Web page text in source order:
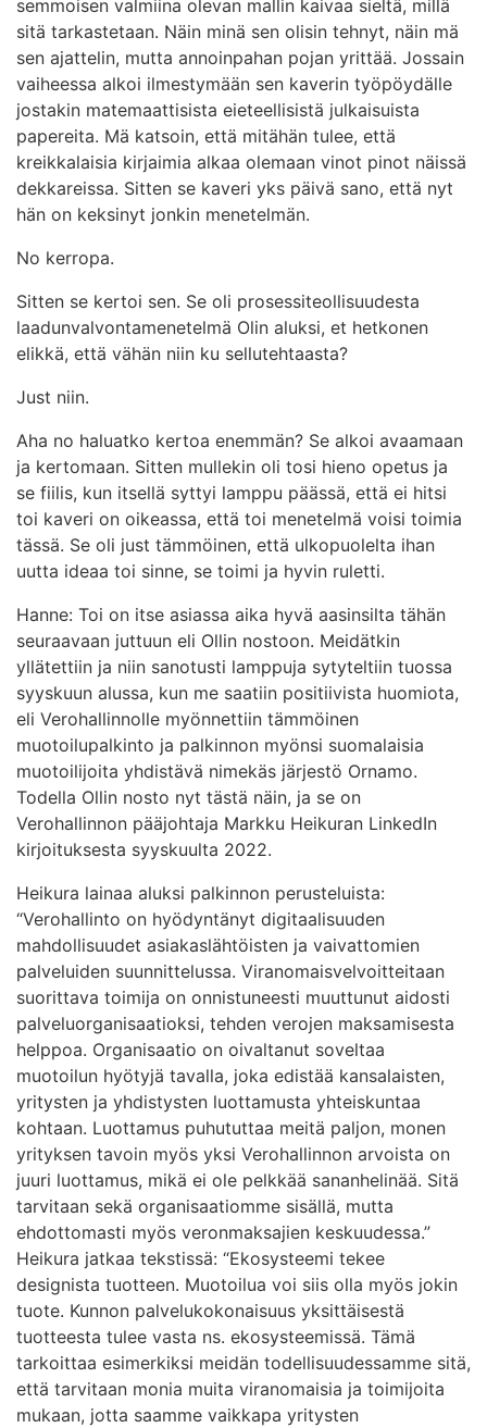
semmoisen valmiina olevan mallin kaivaa sieltä, millä
sitä tarkastetaan. Näin minä sen olisin tehnyt, näin mä
sen ajattelin, mutta annoinpahan pojan yrittää. Jossain
vaiheessa alkoi ilmestymään sen kaverin työpöydälle
jostakin matemaattisista eieteellisistä julkaisuista
papereita. Mä katsoin, että mitähän tulee, että
kreikkalaisia kirjaimia alkaa olemaan vinot pinot näissä
dekkareissa. Sitten se kaveri yks päivä sano, että nyt
hän on keksinyt jonkin menetelmän.
No kerropa.
Sitten se kertoi sen. Se oli prosessiteollisuudesta
laadunvalvontamenetelmä Olin aluksi, et hetkonen
elikkä, että vähän niin ku sellutehtaasta?
Just niin.
Aha no haluatko kertoa enemmän? Se alkoi avaamaan
ja kertomaan. Sitten mullekin oli tosi hieno opetus ja
se fiilis, kun itsellä syttyi lamppu päässä, että ei hitsi
toi kaveri on oikeassa, että toi menetelmä voisi toimia
tässä. Se oli just tämmöinen, että ulkopuolelta ihan
uutta ideaa toi sinne, se toimi ja hyvin ruletti.
Hanne: Toi on itse asiassa aika hyvä aasinsilta tähän
seuraavaan juttuun eli Ollin nostoon. Meidätkin
yllätettiin ja niin sanotusti lamppuja sytyteltiin tuossa
syyskuun alussa, kun me saatiin positiivista huomiota,
eli Verohallinnolle myönnettiin tämmöinen
muotoilupalkinto ja palkinnon myönsi suomalaisia
muotoilijoita yhdistävä nimekäs järjestö Ornamo.
Todella Ollin nosto nyt tästä näin, ja se on
Verohallinnon pääjohtaja Markku Heikuran LinkedIn
kirjoituksesta syyskuulta 2022.
Heikura lainaa aluksi palkinnon perusteluista:
“Verohallinto on hyödyntänyt digitaalisuuden
mahdollisuudet asiakaslähtöisten ja vaivattomien
palveluiden suunnittelussa. Viranomaisvelvoitteitaan
suorittava toimija on onnistuneesti muuttunut aidosti
palveluorganisaatioksi, tehden verojen maksamisesta
helppoa. Organisaatio on oivaltanut soveltaa
muotoilun hyötyjä tavalla, joka edistää kansalaisten,
yritysten ja yhdistysten luottamusta yhteiskuntaa
kohtaan. Luottamus puhututtaa meitä paljon, monen
yrityksen tavoin myös yksi Verohallinnon arvoista on
juuri luottamus, mikä ei ole pelkkää sananhelinää. Sitä
tarvitaan sekä organisaatiomme sisällä, mutta
ehdottomasti myös veronmaksajien keskuudessa.”
Heikura jatkaa tekstissä: “Ekosysteemi tekee
designista tuotteen. Muotoilua voi siis olla myös jokin
tuote. Kunnon palvelukokonaisuus yksittäisestä
tuotteesta tulee vasta ns. ekosysteemissä. Tämä
tarkoittaa esimerkiksi meidän todellisuudessamme sitä,
että tarvitaan monia muita viranomaisia ja toimijoita
mukaan, jotta saamme vaikkapa yritysten